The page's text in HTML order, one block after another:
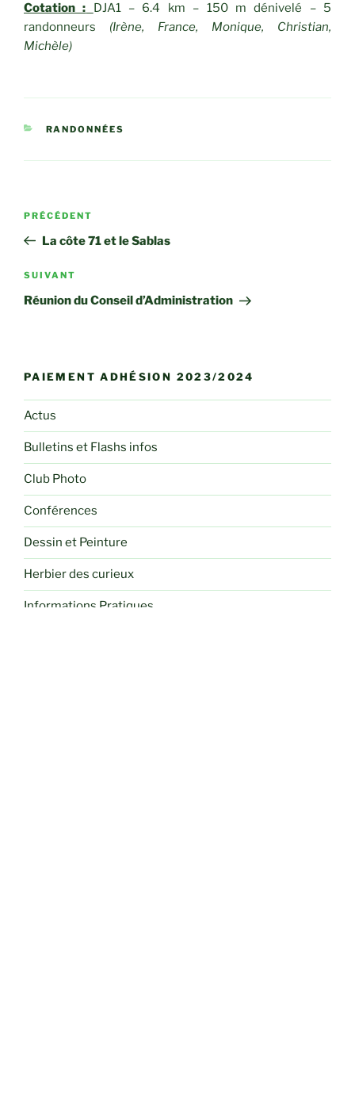
Cotation :
DJA1 – 6.4 km – 150 m dénivelé – 5
randonneurs (Irène, France, Monique, Christian,
Michèle)
CATÉGORIES
RANDONNÉES
Navigation
l’article
Article
précédent
PRÉCÉDENT
La côte 71 et le Sablas
Article
suivant
SUIVANT
Réunion du Conseil d’Administration
PAIEMENT ADHÉSION 2023/2024
Actus
Bulletins et Flashs infos
Club Photo
Conférences
Dessin et Peinture
Herbier des curieux
Informations Pratiques